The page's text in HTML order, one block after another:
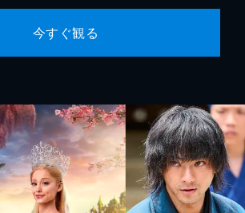
今すぐ観る